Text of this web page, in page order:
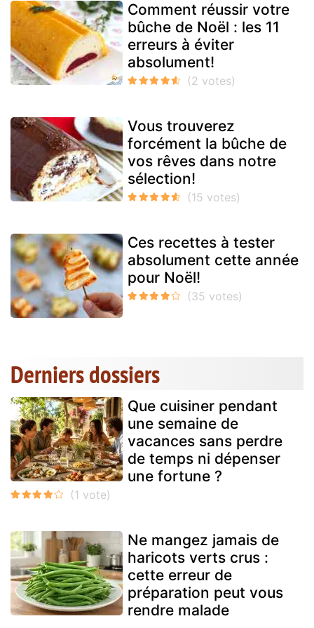
Comment réussir votre
bûche de Noël : les 11
erreurs à éviter
absolument!
Vous trouverez
forcément la bûche de
vos rêves dans notre
sélection!
Ces recettes à tester
absolument cette année
pour Noël!
Derniers dossiers
Que cuisiner pendant
une semaine de
vacances sans perdre
de temps ni dépenser
une fortune ?
Ne mangez jamais de
haricots verts crus :
cette erreur de
préparation peut vous
rendre malade